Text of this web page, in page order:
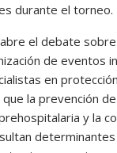
durante el torneo.
el debate
de eventos
en
la prevención
y la